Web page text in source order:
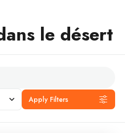
le désert
Apply Filters